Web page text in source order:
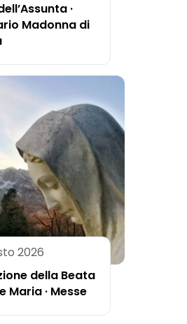
·
Madonna di
2026
della Beata
Maria · Messe